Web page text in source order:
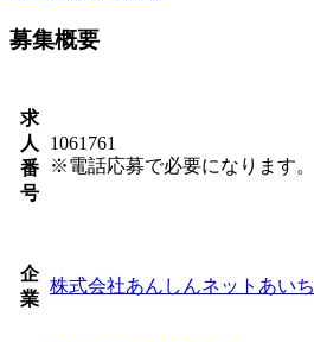
募集概要
求
人
番
号
1061761
※電話応募で必要になります。
企
業
株式会社あんしんネットあいち